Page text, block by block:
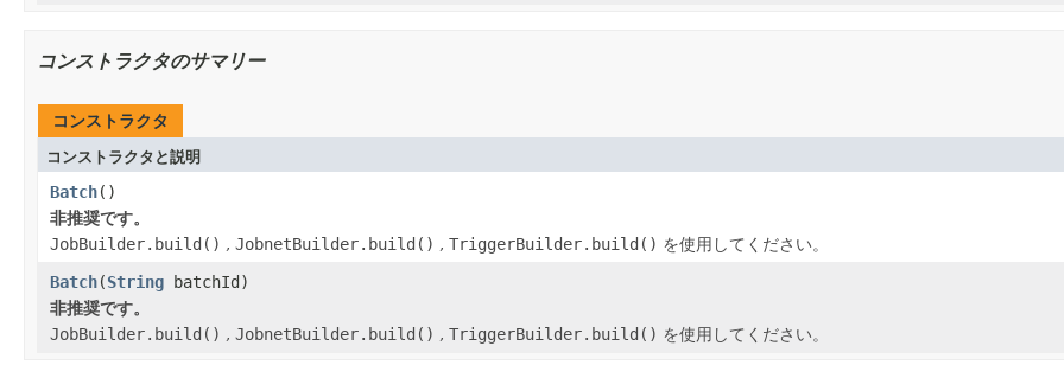
コンストラクタのサマリー
コンストラクタ
コンストラクタと説明
Batch()
非推奨です。
JobBuilder.build() , JobnetBuilder.build() , TriggerBuilder.build() を使用してください。
Batch(String batchId)
非推奨です。
JobBuilder.build() , JobnetBuilder.build() , TriggerBuilder.build() を使用してください。